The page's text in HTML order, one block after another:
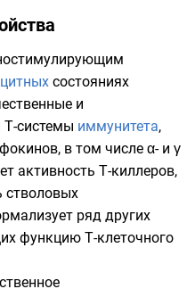
состояниях
и
Т-системы иммунитета,
, в том числе α- и γ
активность Т-киллеров,
стволовых
ряд других
функцию Т-клеточного